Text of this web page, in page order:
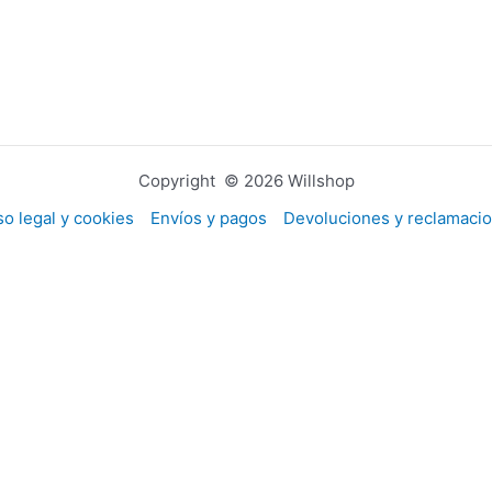
Copyright © 2026 Willshop
legal y cookies
Envíos y pagos Devoluciones y